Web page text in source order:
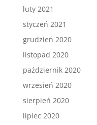
luty 2021
styczeń 2021
grudzień 2020
listopad 2020
październik 2020
wrzesień 2020
sierpień 2020
lipiec 2020